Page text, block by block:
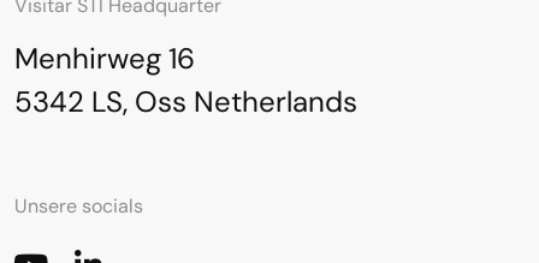
Visitar STI Headquarter
Menhirweg 16
5342 LS, Oss Netherlands
Unsere socials